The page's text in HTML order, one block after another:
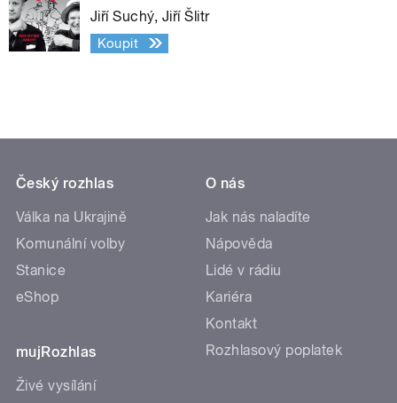
Jiří Suchý, Jiří Šlitr
Koupit
Český rozhlas
Válka na Ukrajině
Komunální volby
Stanice
eShop
mujRozhlas
Živé vysílání
O nás
Jak nás naladíte
Nápověda
Lidé v rádiu
Kariéra
Kontakt
Rozhlasový poplatek